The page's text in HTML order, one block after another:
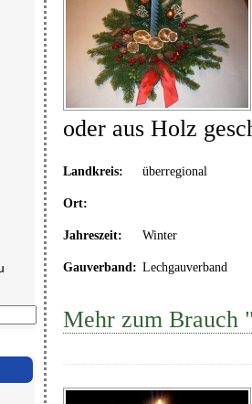
oder aus Holz
Landkreis: überregional
Ort:
Jahreszeit: Winter
Gauverband: Lechgauverband
Mehr zum Brauch